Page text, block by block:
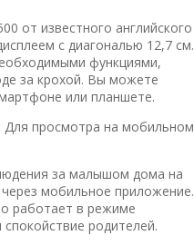
от известного английского
с диагональю 12,7 см.
функциями,
за крохой. Вы можете
или планшете.
Для просмотра на мобильном
за малышом дома на
мобильное приложение.
работает в режиме
родителей.